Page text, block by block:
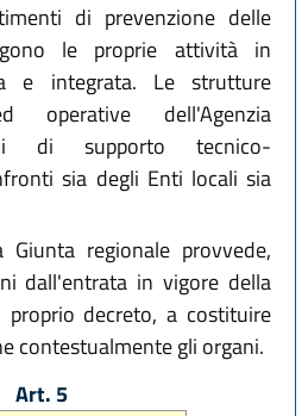
di prevenzione delle
le proprie attività in
e integrata. Le strutture
operative dell'Agenzia
di supporto tecnico-
sia degli Enti locali sia
regionale provvede,
dall'entrata in vigore della
proprio decreto, a costituire
contestualmente gli organi.
Art. 5